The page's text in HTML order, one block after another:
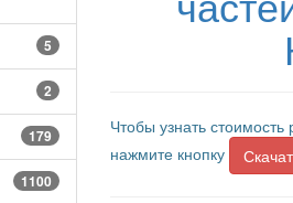
5
2
179
1100
Чтобы узнать
нажмите кнопку